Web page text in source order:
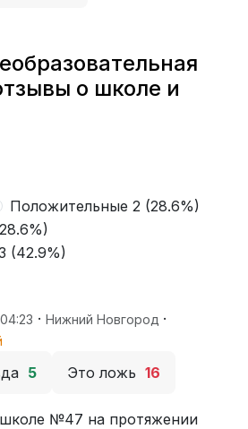
о школе и
Положительные 2 (28.6%)
(42.9%)
· Нижний Новгород ·
5 Это ложь 16
№47 на протяжении